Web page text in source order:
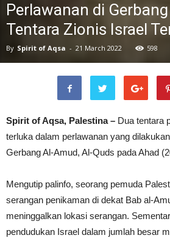
Perlawanan di
Tentara Zionis Israel
By Spirit of Aqsa - 21 March 2022 598
Spirit of Aqsa, Palestina – Dua tentara
terluka dalam perlawanan yang
Gerbang Al-Amud, Al-Quds pada Ahad
Mengutip palinfo, seorang pemuda
serangan penikaman di dekat Bab al-
meninggalkan lokasi serangan.
pendudukan Israel dalam jumlah besar